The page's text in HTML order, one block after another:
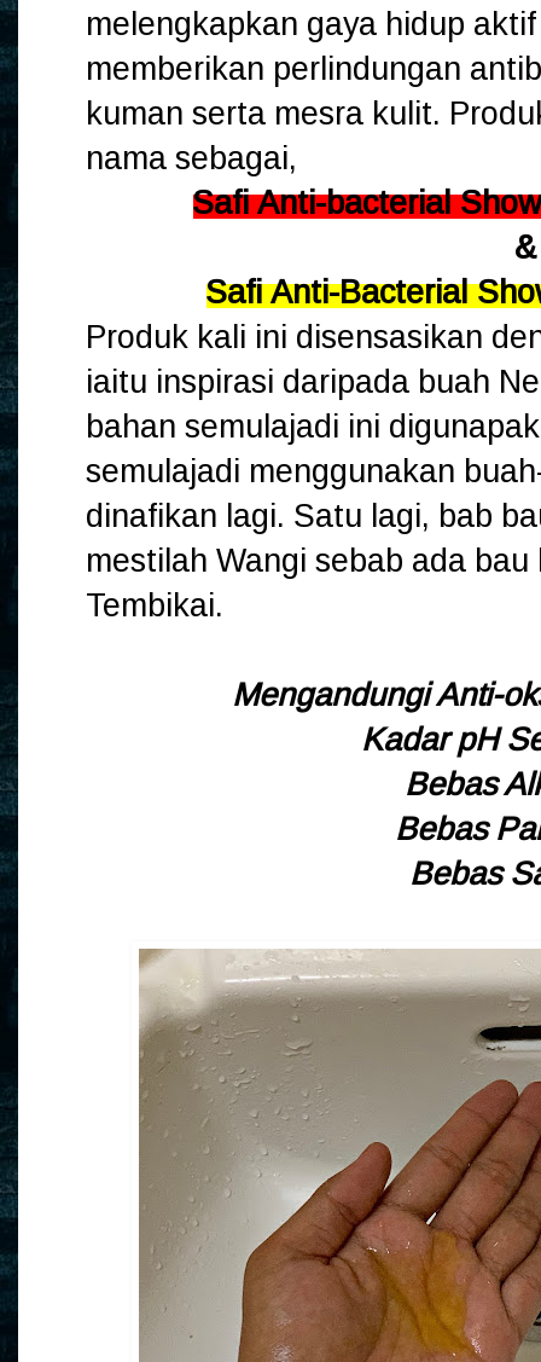
melengkapkan gaya hidup
memberikan perlindungan
kuman serta mesra kulit.
nama sebagai,
Safi Anti-bacterial
&
Safi Anti-Bacterial
Produk kali ini disensasikan
iaitu inspirasi daripada buah
bahan semulajadi ini
semulajadi menggunakan
dinafikan lagi. Satu lagi, bab
mestilah Wangi sebab ada
Tembikai.
Mengandungi Anti-
Kadar pH
Bebas
Bebas
Bebas